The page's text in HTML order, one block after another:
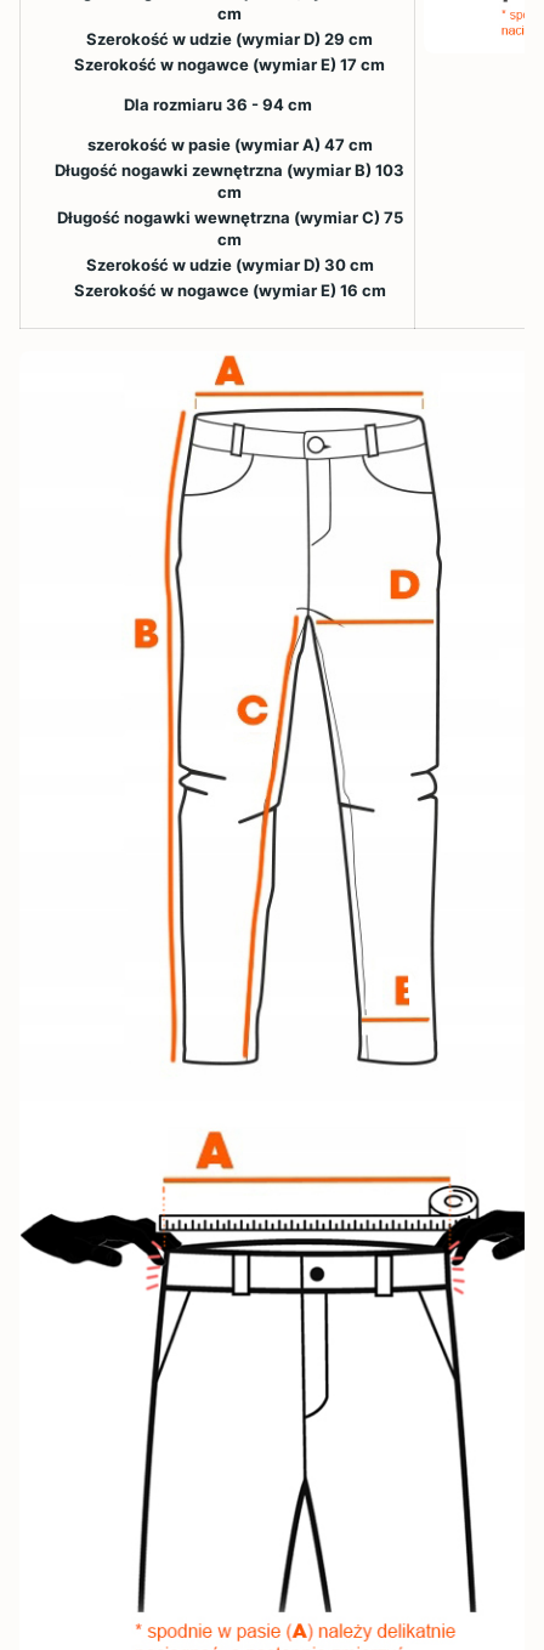
cm
Szerokość w udzie (wymiar D) 29 cm
Szerokość w nogawce (wymiar E) 17 cm
Dla rozmiaru 36 - 94 cm
szerokość w pasie (wymiar A) 47 cm
Długość nogawki zewnętrzna (wymiar B) 103
cm
Długość nogawki wewnętrzna (wymiar C) 75
cm
Szerokość w udzie (wymiar D) 30 cm
Szerokość w nogawce (wymiar E) 16 cm